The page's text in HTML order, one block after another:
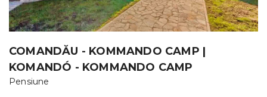
COMANDĂU - KOMMANDO CAMP |
KOMANDÓ - KOMMANDO CAMP
Pensiune